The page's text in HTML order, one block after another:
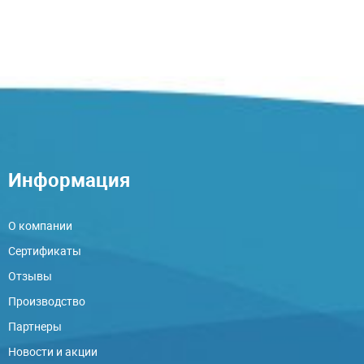
Информация
О компании
Сертификаты
Отзывы
Производство
Партнеры
Новости и акции